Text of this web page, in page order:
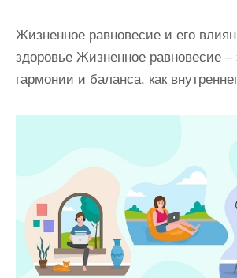
Жизненное равновесие и его
здоровье Жизненное равновесие –
гармонии и баланса, как